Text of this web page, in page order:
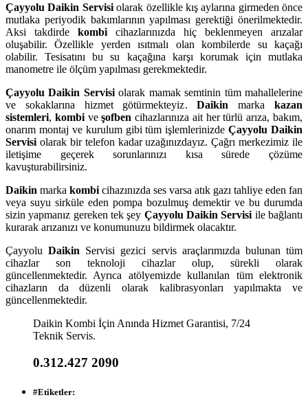
ÇayyoluDaikin Servisiolarak özellikle kış aylarına girmeden önce
mutlaka periyodik bakımlarının yapılması gerektiği önerilmektedir.
Aksi takdirde kombi cihazlarınızda hiç beklenmeyen arızalar
oluşabilir. Özellikle yerden ısıtmalı olan kombilerde su kaçağı
olabilir. Tesisatını bu su kaçağına karşı korumak için mutlaka
manometre ile ölçüm yapılması gerekmektedir.
ÇayyoluDaikin Servisiolarak mamak semtinin tüm mahallelerine
ve sokaklarına hizmet götürmekteyiz.Daikinmarkakazan
sistemleri, kombi veşofben cihazlarınıza ait her türlü arıza, bakım,
onarım montaj ve kurulum gibi tüm işlemlerinizdeÇayyolu Daikin
Servisi olarak bir telefon kadar uzağınızdayız. Çağrı merkezimiz ile
iletişime geçerek sorunlarınızı kısa sürede çözüme
kavuşturabilirsiniz.
Daikin marka kombi cihazınızda ses varsa atık gazı tahliye eden fan
veya suyu sirküle eden pompa bozulmuş demektir ve bu durumda
sizin yapmanız gereken tek şey Çayyolu Daikin Servisi ile bağlantı
kurarak arızanızı ve konumunuzu bildirmek olacaktır.
ÇayyoluDaikin Servisi gezici servis araçlarımızda bulunan tüm
cihazlar son teknoloji cihazlar olup, sürekli olarak
güncellenmektedir. Ayrıca atölyemizde kullanılan tüm elektronik
cihazların da düzenli olarak kalibrasyonları yapılmakta ve
güncellenmektedir.
Daikin Kombi İçin Anında Hizmet Garantisi, 7/24
Teknik Servis.
0.312.427 2090
#Etiketler: